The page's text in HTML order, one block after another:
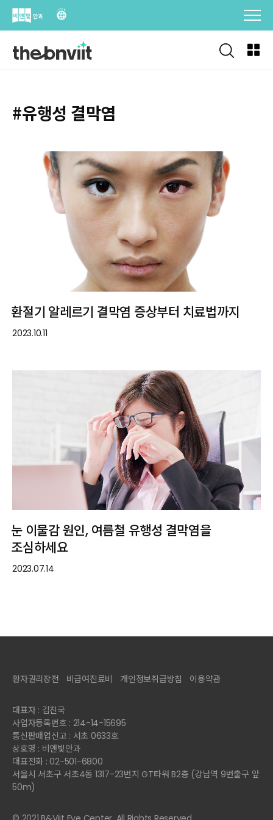
Skip
#유행성 결막염
환절기 알레르기 결막염 증상부터 치료법까지
2023.10.11
눈 이물감 원인, 여름철 유행성 결막염을
조심하세요
2023.07.14
환자권리장전 비급여진료비 개인정보취급방침 이용약관
대표자 : 김진국
사업자등록번호 : 214-14-15695
통신판매업신고 : 서초 0633호
상호명 : 비앤빛안과
대표전화 : 02-501-6800
서울시 서초구 서초4동 1317-23번지 GT타워 B2층 (강남역 9번출구 앞
50m)